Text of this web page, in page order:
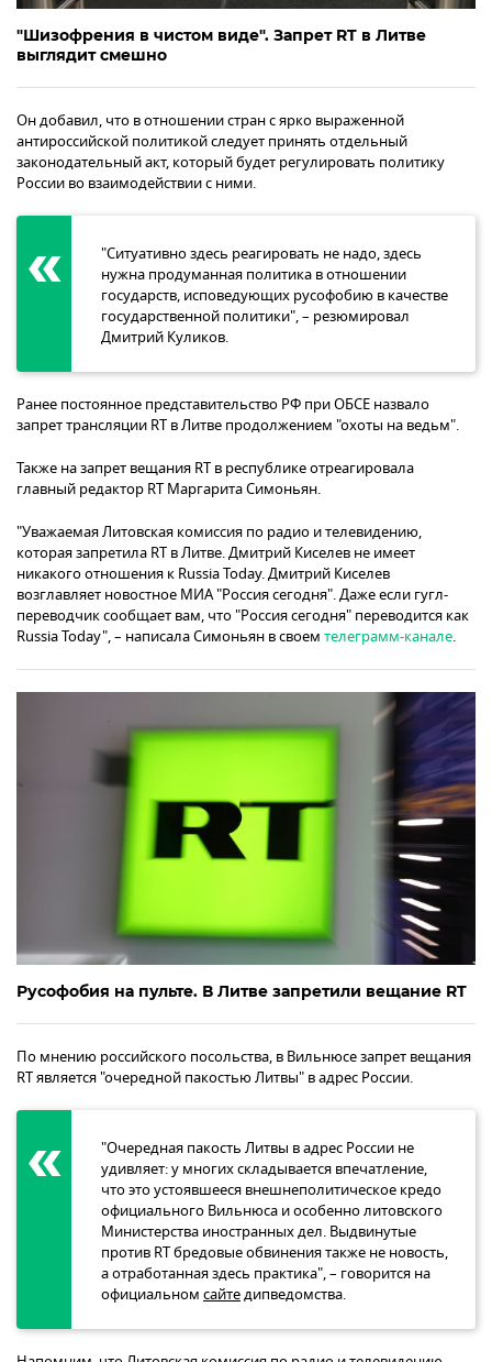
"Шизофрения в чистом видe". Запрет RT в Литве
выглядит смешно
Он добавил, что в отношении стран с ярко выраженной
антироссийской политикой следует принять отдельный
законодательный акт, который будет регулировать политику
России во взаимодействии с ними.
"Ситуативно здесь реагировать не надо, здесь
нужна продуманная политика в отношении
государств, исповедующих русофобию в качестве
государственной политики", – резюмировал
Дмитрий Куликов.
Ранее постоянное представительство РФ при ОБСЕ назвало
запрет трансляции RT в Литве продолжением "охоты на ведьм".
Также на запрет вещания RT в республике отреагировала
главный редактор RT Маргарита Симоньян.
"Уважаемая Литовская комиссия по радио и телевидению,
которая запретила RT в Литве. Дмитрий Киселев не имеет
никакого отношения к Russia Today. Дмитрий Киселев
возглавляет новостное МИА "Россия сегодня". Даже если гугл-
переводчик сообщает вам, что "Россия сегодня" переводится как
Russia Today", – написала Симоньян в своем телеграмм-канале.
Русофобия на пульте. В Литве запретили вещание RT
По мнению российского посольства, в Вильнюсе запрет вещания
RT является "очередной пакостью Литвы" в адрес России.
"Очередная пакость Литвы в адрес России не
удивляет: у многих складывается впечатление,
что это устоявшееся внешнеполитическое кредо
официального Вильнюса и особенно литовского
Министерства иностранных дел. Выдвинутые
против RT бредовые обвинения также не новость,
а отработанная здесь практика", – говорится на
официальном сайтедипведомства.